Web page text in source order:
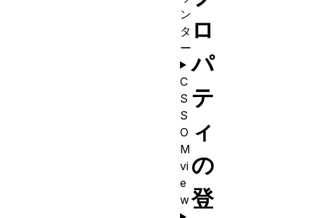
ロ
パ
テ
ィ
の
登
ン
タ
ー
C
S
S
O
M
vi
e
w